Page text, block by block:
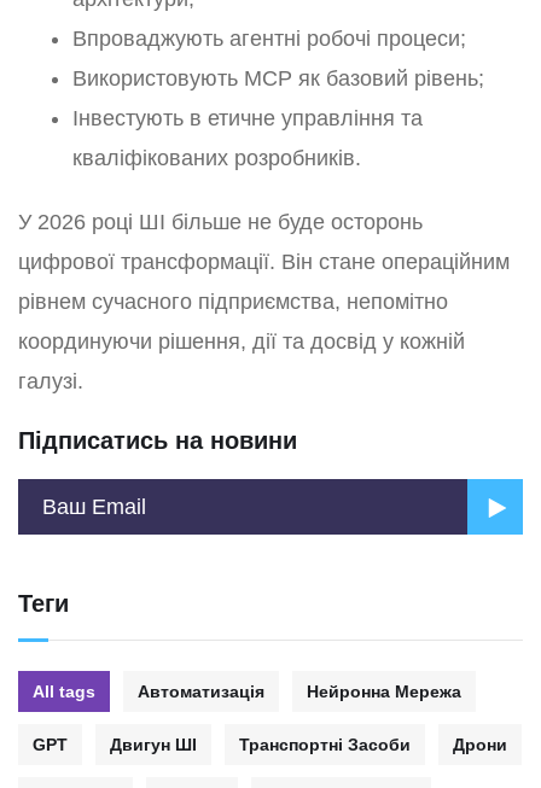
Впроваджують агентні робочі процеси;
Використовують MCP як базовий рівень;
Інвестують в етичне управління та
кваліфікованих розробників.
У 2026 році ШІ більше не буде осторонь
цифрової трансформації. Він стане операційним
рівнем сучасного підприємства, непомітно
координуючи рішення, дії та досвід у кожній
галузі.
Підписатись на новини
Теги
All tags Автоматизація Нейронна Мережа
GPT Двигун ШІ Транспортні Засоби Дрони